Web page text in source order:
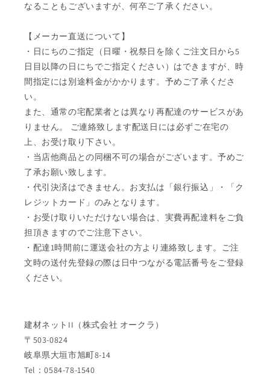
なることもございますが、何卒ご了承ください。
【メーカー直送について】
・日にちのご指定（日曜・祝祭日を除くご注文日から5
日目以降の日にちでご指定ください）はできますが、時
間指定には別途料金がかかります。予めご了承くださ
い。
また、通常の宅配業者とは異なり再配達のサービスがあ
りません。 ご連絡致します配送日には必ずご在宅の
上、お受け取り下さい。
・当店他商品との同梱不可の場合がございます。予めご
了承お願い致します。
・代引決済はできません。お支払は「銀行振込」・「ク
レジットカード」のみとなります。
・お受け取りいただけない場合は、実費再配達料をご負
担頂きますのでご注意下さい。
・配達1時間前に運送会社の方より連絡致します。ご注
文時の送付先登録の際は日中つながる電話番号をご登録
ください。
建材ネットII（株式会社 オークラ）
〒503-0824
岐阜県大垣市旭町8-14
Tel：0584-78-1540